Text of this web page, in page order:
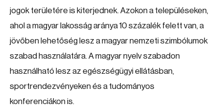
jogok területére is kiterjednek. Azokon a településeken,
ahol a magyar lakosság aránya 10 százalék felett van, a
jövőben lehetőség lesz a magyar nemzeti szimbólumok
szabad használatára. A magyar nyelv szabadon
használható lesz az egészségügyi ellátásban,
sportrendezvényeken és a tudományos
konferenciákon is.